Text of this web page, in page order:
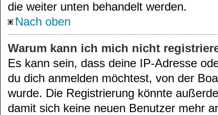
die weiter unten behandelt werden.
Nach oben
Warum kann ich mich nicht
Es kann sein, dass deine IP-Adresse
du dich anmelden möchtest, von der
wurde. Die Registrierung könnte
damit sich keine neuen Benutzer mehr